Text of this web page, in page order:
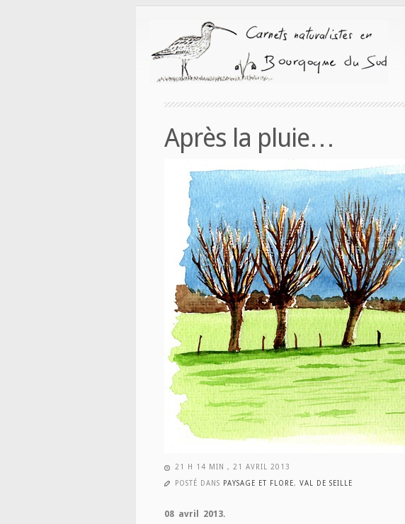
Après la pluie…
21 H 14 MIN , 21 AVRIL 2013
POSTÉ DANS PAYSAGE ET FLORE, VAL DE SEILLE
08 avril 2013.